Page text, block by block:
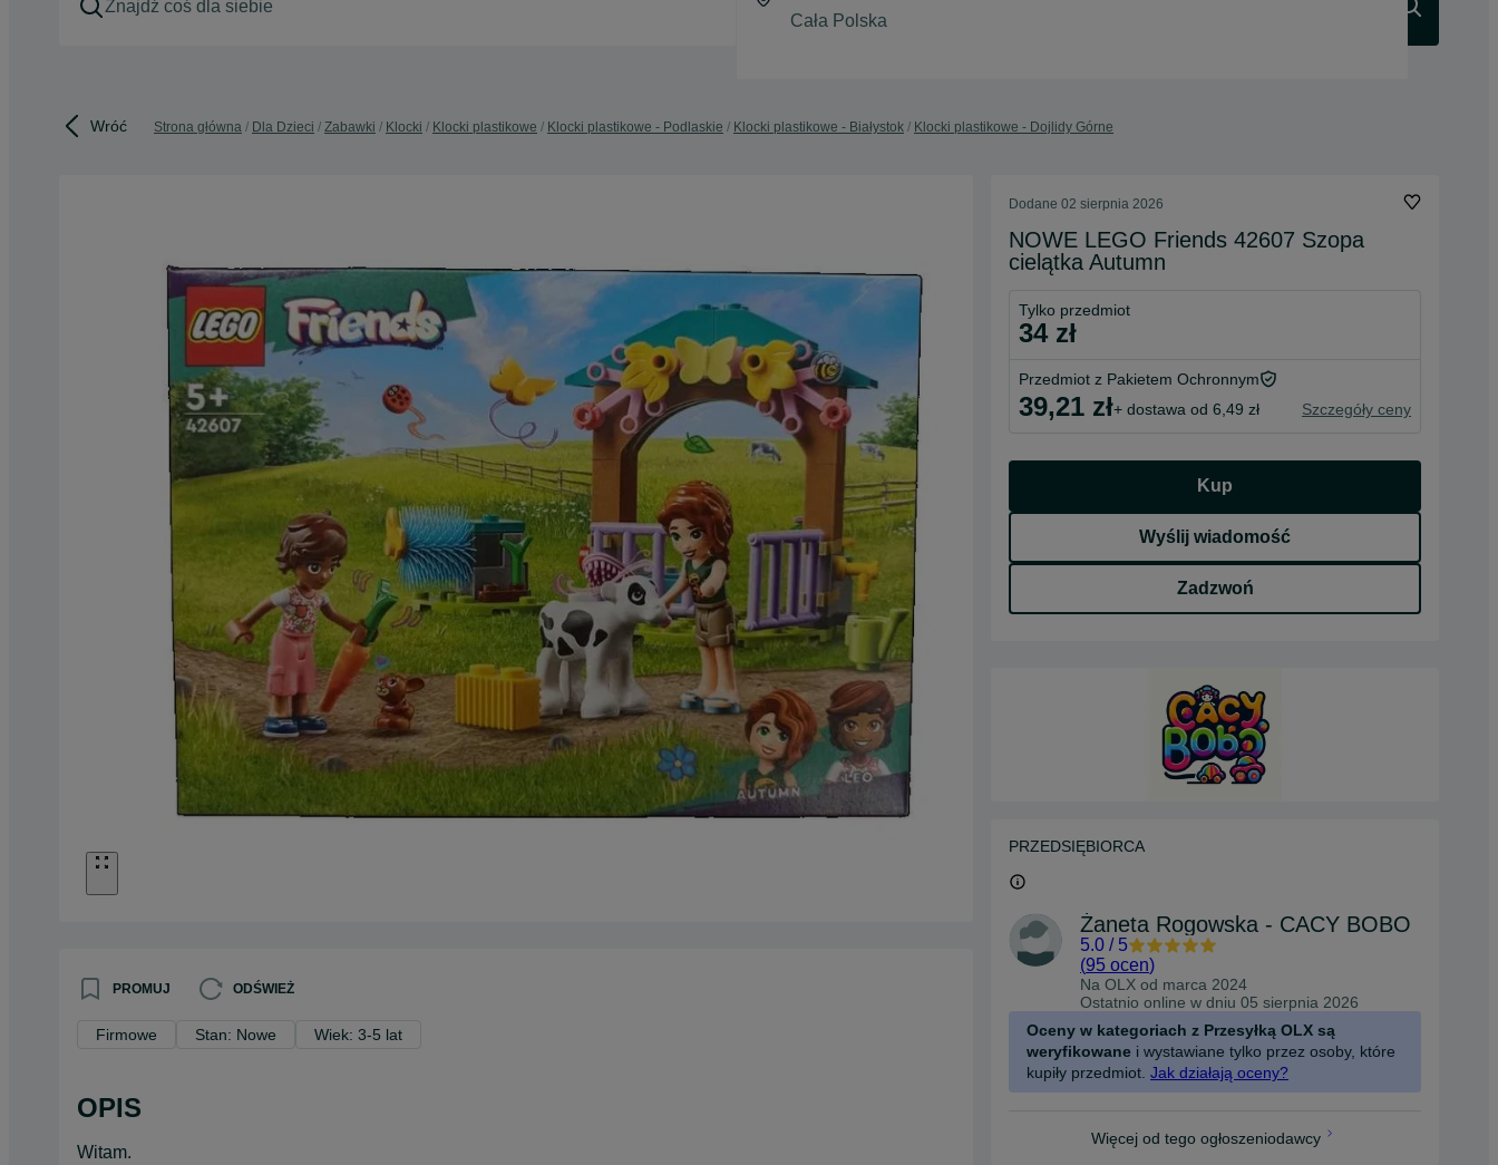
Wróć Strona główna Dla Dzieci Zabawki Klocki Klocki plastikowe Klocki plastikowe - Podlaskie Klocki plastikowe - Białystok Klocki plastikowe - Dojlidy Górne
PROMUJ ODŚWIEŻ
Firmowe Stan: Nowe Wiek: 3-5 lat
OPIS
Witam.
Dodane 02 sierpnia 2026
NOWE LEGO Friends 42607 Szopa
cielątka Autumn
Tylko przedmiot
34 zł
Przedmiot z Pakietem Ochronnym
39,21 zł+ dostawa od 6,49 zł Szczegóły ceny
Kup
Wyślij wiadomość
Zadzwoń
PRZEDSIĘBIORCA
Żaneta Rogowska - CACY BOBO
5.0 / 5
(95 ocen)
Na OLX od marca 2024
Ostatnio online w dniu 05 sierpnia 2026
Oceny w kategoriach z Przesyłką OLX są
weryfikowane i wystawiane tylko przez osoby, które
kupiły przedmiot. Jak działają oceny?
Więcej od tego ogłoszeniodawcy